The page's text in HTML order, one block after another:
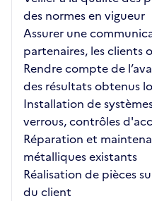
des normes en vigueur
Assurer une
partenaires, les clients
Rendre compte de
des résultats obtenus
Installation de
verrous, contrôles
Réparation et
métalliques existants
Réalisation de pièces
du client